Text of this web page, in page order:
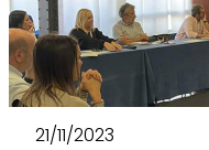
21/11/2023